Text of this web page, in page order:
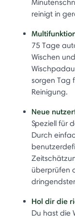
reinigt in
75 Tage
Wischen
sorgen Tag
Reinigung.
Neue
Speziell für
Durch
überprüfen
Hol dir die
Du hast die